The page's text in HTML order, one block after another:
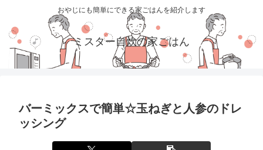
おやじにも簡単にできる家ごはんを紹介します
ミスター自炊の家ごはん
バーミックスで簡単☆玉ねぎと人参のドレ
ッシング